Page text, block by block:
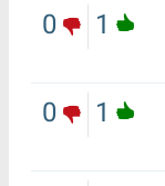
1
0
1
0